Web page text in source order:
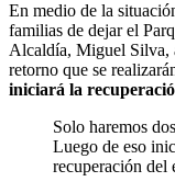
En medio de la
familias de dejar el
Alcaldía, Miguel Silva,
retorno que se
iniciará la
Solo haremos
Luego de eso
recuperación del